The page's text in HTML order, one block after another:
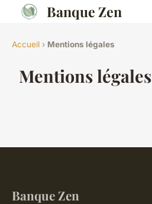
Banque Zen
Accueil › Mentions légales
Mentions légales
Banque Zen